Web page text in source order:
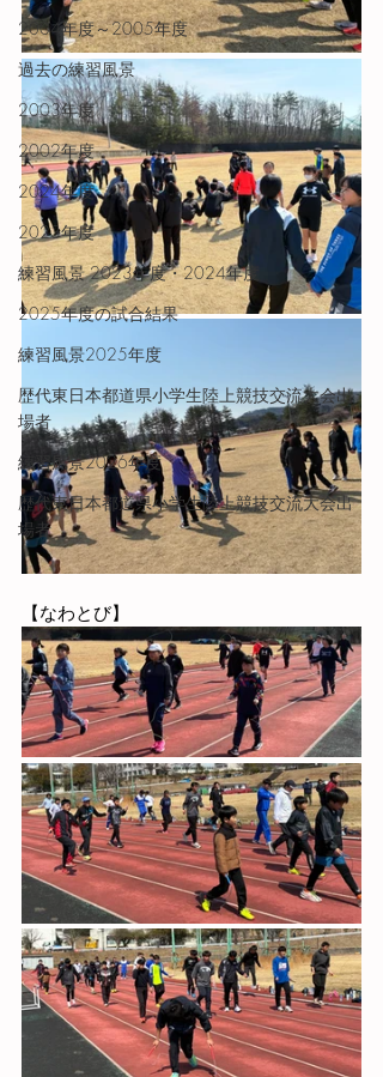
2004年度～2005年度
過去の練習風景
2003年度
2002年度
2024年度
2023年度
練習風景 2023年度・2024年度
2025年度の試合結果
練習風景2025年度
歴代東日本都道県小学生陸上競技交流大会出
場者
練習風景2026年度
歴代東日本都道県小学生陸上競技交流大会出
場者
【なわとび】